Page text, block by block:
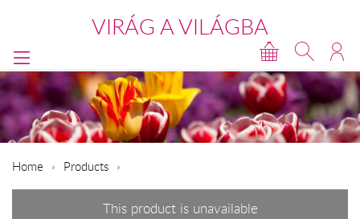
VIRÁG A VILÁGBA
Home Products
This product is unavailable